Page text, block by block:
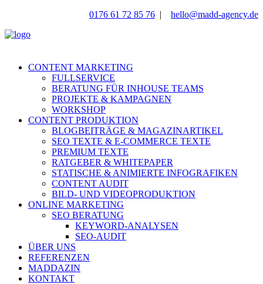
0176 61 72 85 76 | hello@madd-agency.de
CONTENT MARKETING
FULLSERVICE
BERATUNG FÜR INHOUSE TEAMS
PROJEKTE & KAMPAGNEN
WORKSHOP
CONTENT PRODUKTION
BLOGBEITRÄGE & MAGAZINARTIKEL
SEO TEXTE & E-COMMERCE TEXTE
PREMIUM TEXTE
RATGEBER & WHITEPAPER
STATISCHE & ANIMIERTE INFOGRAFIKEN
CONTENT AUDIT
BILD- UND VIDEOPRODUKTION
ONLINE MARKETING
SEO BERATUNG
KEYWORD-ANALYSEN
SEO-AUDIT
ÜBER UNS
REFERENZEN
MADDAZIN
KONTAKT